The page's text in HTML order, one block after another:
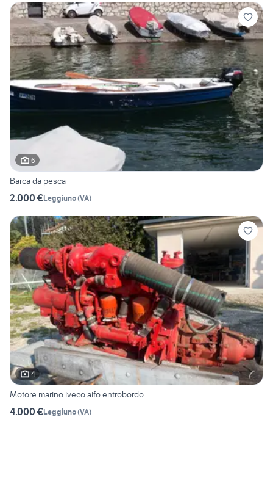
6
Barca da pesca
2.000 €Leggiuno(VA)
4
Motore marino iveco aifo entrobordo
4.000 €Leggiuno(VA)